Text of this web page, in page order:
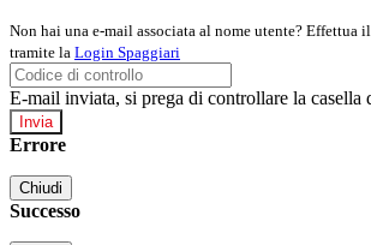
Non hai una e-mail associata al nome utente? Effettua
tramite la Login Spaggiari
E-mail inviata, si prega di controllare la casella
Errore
Chiudi
Successo